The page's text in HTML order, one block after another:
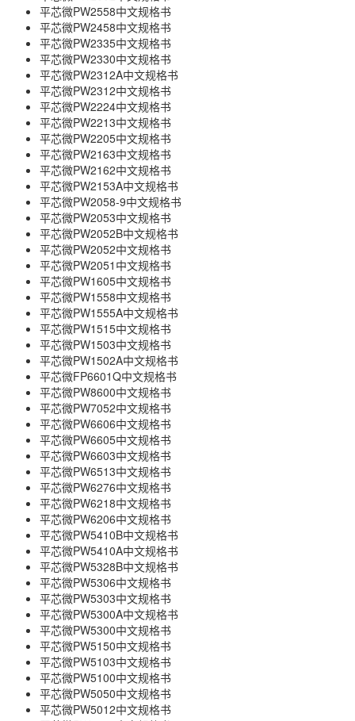
平芯微PW2558中文规格书
平芯微PW2458中文规格书
平芯微PW2335中文规格书
平芯微PW2330中文规格书
平芯微PW2312A中文规格书
平芯微PW2312中文规格书
平芯微PW2224中文规格书
平芯微PW2213中文规格书
平芯微PW2205中文规格书
平芯微PW2163中文规格书
平芯微PW2162中文规格书
平芯微PW2153A中文规格书
平芯微PW2058-9中文规格书
平芯微PW2053中文规格书
平芯微PW2052B中文规格书
平芯微PW2052中文规格书
平芯微PW2051中文规格书
平芯微PW1605中文规格书
平芯微PW1558中文规格书
平芯微PW1555A中文规格书
平芯微PW1515中文规格书
平芯微PW1503中文规格书
平芯微PW1502A中文规格书
平芯微FP6601Q中文规格书
平芯微PW8600中文规格书
平芯微PW7052中文规格书
平芯微PW6606中文规格书
平芯微PW6605中文规格书
平芯微PW6603中文规格书
平芯微PW6513中文规格书
平芯微PW6276中文规格书
平芯微PW6218中文规格书
平芯微PW6206中文规格书
平芯微PW5410B中文规格书
平芯微PW5410A中文规格书
平芯微PW5328B中文规格书
平芯微PW5306中文规格书
平芯微PW5303中文规格书
平芯微PW5300A中文规格书
平芯微PW5300中文规格书
平芯微PW5150中文规格书
平芯微PW5103中文规格书
平芯微PW5100中文规格书
平芯微PW5050中文规格书
平芯微PW5012中文规格书